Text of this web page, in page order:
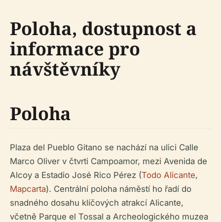
Poloha, dostupnost a
informace pro
návštěvníky
Poloha
Plaza del Pueblo Gitano se nachází na ulici Calle
Marco Oliver v čtvrti Campoamor, mezi Avenida de
Alcoy a Estadio José Rico Pérez (Todo Alicante,
Mapcarta). Centrální poloha náměstí ho řadí do
snadného dosahu klíčových atrakcí Alicante,
včetně Parque el Tossal a Archeologického muzea